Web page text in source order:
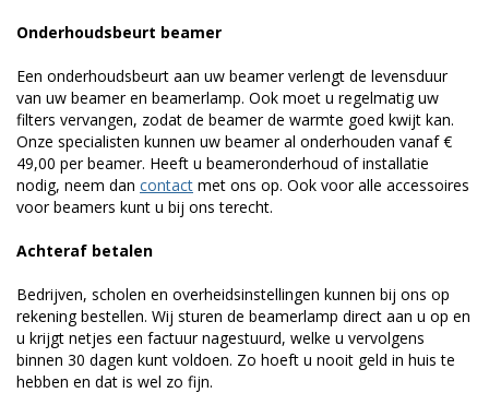
Onderhoudsbeurt beamer
Een onderhoudsbeurt aan uw beamer verlengt de levensduur
van uw beamer en beamerlamp. Ook moet u regelmatig uw
filters vervangen, zodat de beamer de warmte goed kwijt kan.
Onze specialisten kunnen uw beamer al onderhouden vanaf €
49,00 per beamer. Heeft u beameronderhoud of installatie
nodig, neem dan contact met ons op. Ook voor alle accessoires
voor beamers kunt u bij ons terecht.
Achteraf betalen
Bedrijven, scholen en overheidsinstellingen kunnen bij ons op
rekening bestellen. Wij sturen de beamerlamp direct aan u op en
u krijgt netjes een factuur nagestuurd, welke u vervolgens
binnen 30 dagen kunt voldoen. Zo hoeft u nooit geld in huis te
hebben en dat is wel zo fijn.